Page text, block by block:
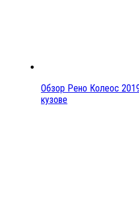
Обзор Рено Колеос
кузове